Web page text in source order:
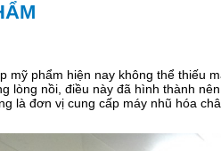
mỹ phẩm hiện nay không thể thiếu
lòng nồi, điều này đã hình thành
là đơn vị cung cấp máy nhũ hóa